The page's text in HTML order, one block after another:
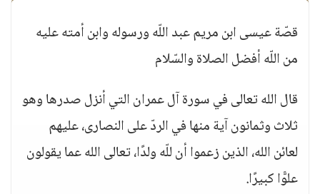
قصّة عيسى ابن مريم عبد اللّه ورسوله وابن أمته عليه
من اللّه أفضل الصلاة والسّلام
قال الله تعالى في سورة آل عمران التي أنزل صدرها وهو
ثلاث وثمانون آية منها في الردّ على النصارى، عليهم
لعائن الله، الذين زعموا أن للّه ولدًا، تعالى الله عما يقولون
علوًّا كبيرًا.